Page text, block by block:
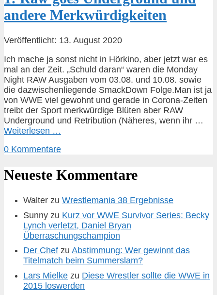
andere Merkwürdigkeiten
Veröffentlicht: 13. August 2020
Ich mache ja sonst nicht in Hörkino, aber jetzt war es
mal an der Zeit. „Schuld daran“ waren die Monday
Night RAW Ausgaben vom 03.08. und 10.08. sowie
die dazwischenliegende SmackDown Folge.Man ist ja
von WWE viel gewohnt und gerade in Corona-Zeiten
treibt der Sport merkwürdige Blüten aber RAW
Underground und Retribution (Näheres, wenn ihr …
Weiterlesen …
0 Kommentare
Neueste Kommentare
Walter zu Wrestlemania 38 Ergebnisse
Sunny zu Kurz vor WWE Survivor Series: Becky
Lynch verletzt, Daniel Bryan
Überraschungschampion
Der Chef zu Abstimmung: Wer gewinnt das
Titelmatch beim Summerslam?
Lars Mielke zu Diese Wrestler sollte die WWE in
2015 loswerden